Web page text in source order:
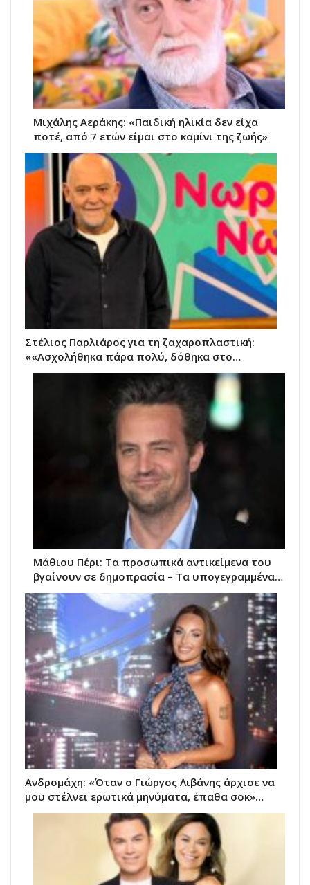
Μιχάλης Αεράκης: «Παιδική ηλικία δεν είχα
ποτέ, από 7 ετών είμαι στο καμίνι της ζωής»
Στέλιος Παρλιάρος για τη ζαχαροπλαστική:
««Ασχολήθηκα πάρα πολύ, δόθηκα στο…
Μάθιου Πέρι: Τα προσωπικά αντικείμενα του
βγαίνουν σε δημοπρασία – Τα υπογεγραμμένα…
Ανδρομάχη: «Όταν ο Γιώργος Λιβάνης άρχισε να
μου στέλνει ερωτικά μηνύματα, έπαθα σοκ»…